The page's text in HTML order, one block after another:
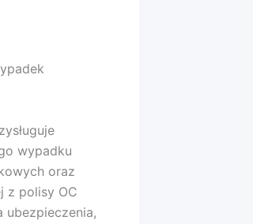
wypadku
oraz
z polisy OC
ubezpieczenia,